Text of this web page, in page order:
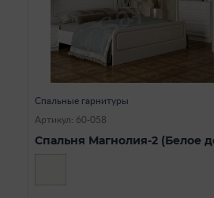
Спальные гарнитуры
Артикул: 60-058
Спальня Магнолия-2 (Белое